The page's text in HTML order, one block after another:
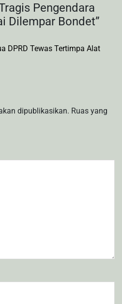
Pengendara
Dilempar Bondet”
DPRD Tewas Tertimpa Alat
dipublikasikan. Ruas yang